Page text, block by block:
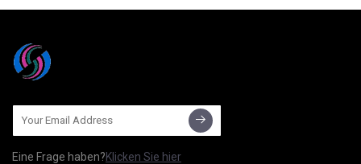
Eine Frage haben?Klicken Sie hier